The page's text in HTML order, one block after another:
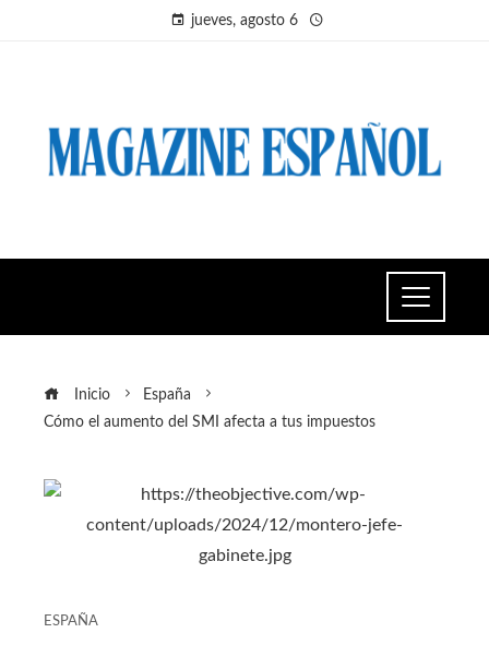
jueves, agosto 6
Inicio
España
Cómo el aumento del SMI afecta a tus impuestos
ESPAÑA